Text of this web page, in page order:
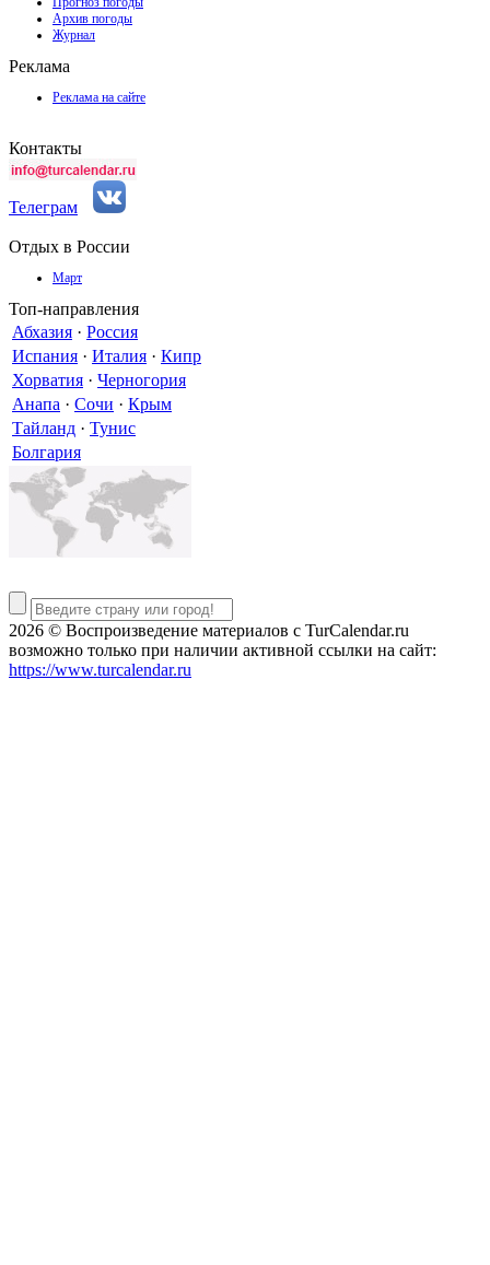
Архив погоды
Журнал
Реклама
Реклама на сайте
Контакты
Телеграм
Отдых в России
Март
Топ-направления
Абхазия · Россия
Испания · Италия · Кипр
Хорватия · Черногория
Анапа · Сочи · Крым
Тайланд · Тунис
Болгария
2026 © Воспроизведение материалов c TurCalendar.ru
возможно только при наличии активной ссылки на сайт:
https://www.turcalendar.ru